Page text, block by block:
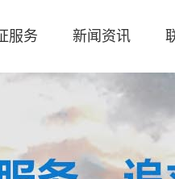
服务 新闻资讯